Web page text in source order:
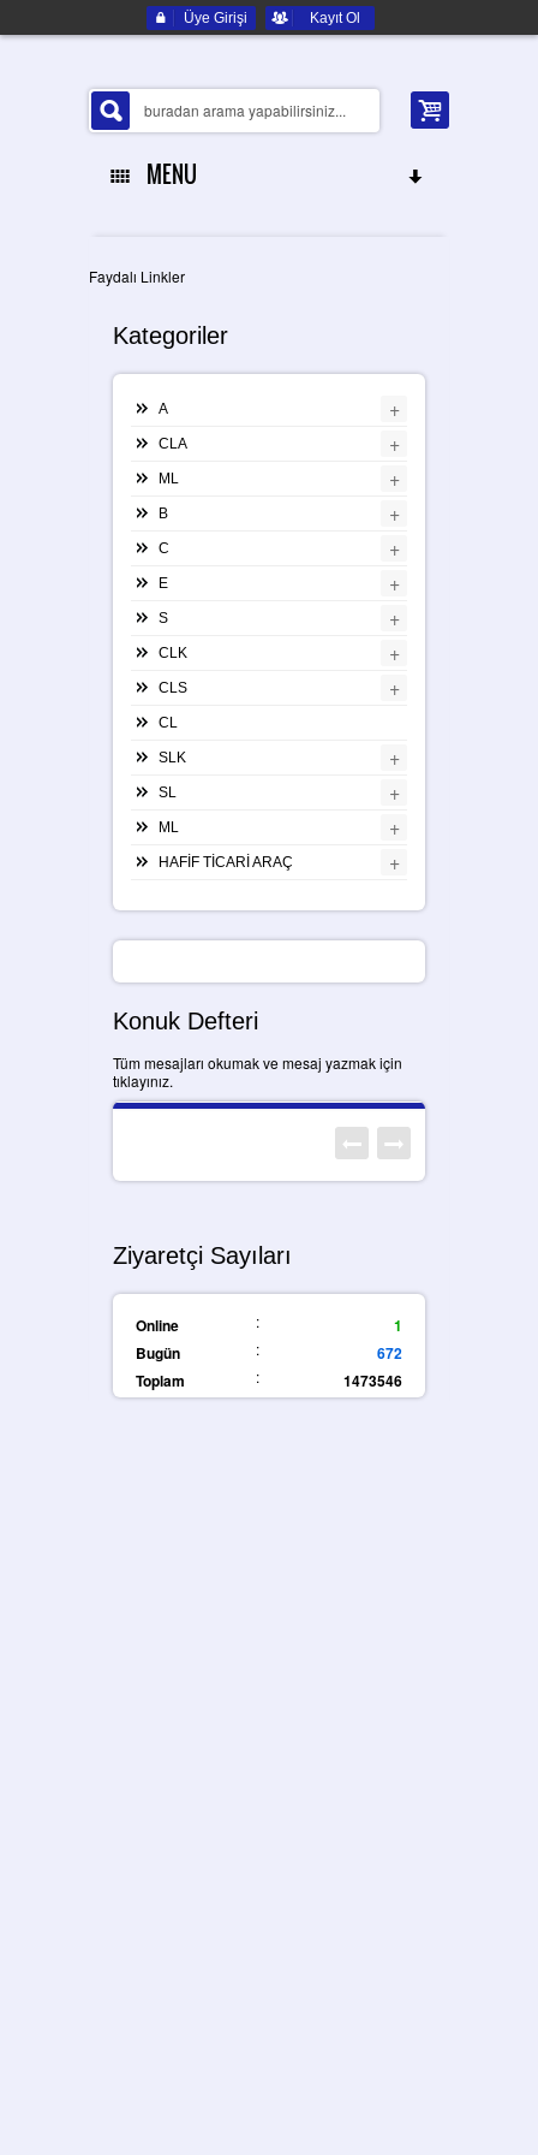
Üye Girişi Kayıt Ol
MENU
ELEKTRONIK YEDEK PARÇA
İLETIŞIM
Faydalı Linkler
Kategoriler
A +
CLA +
ML +
B +
C +
E +
S +
CLK +
CLS +
CL
SLK +
SL +
ML +
HAFİF TİCARİ ARAÇ +
Konuk Defteri
Tüm mesajları okumak ve mesaj yazmak için
tıklayınız.
Ziyaretçi Sayıları
Online :
1
Bugün
:
672
Toplam
: 1473546